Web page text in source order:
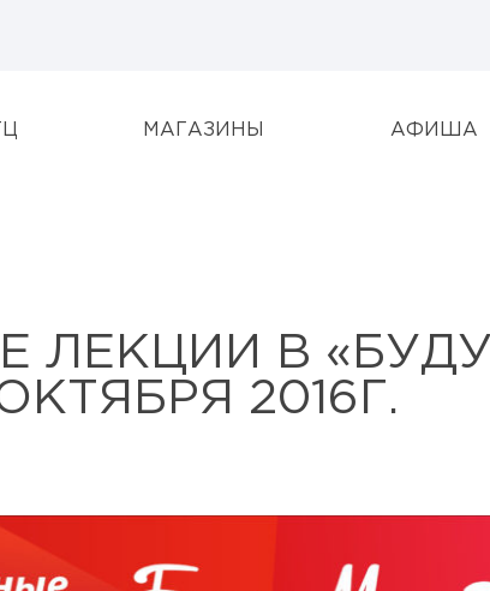
МАГАЗИНЫ АФИША
ЛЕКЦИИ В «БУДУ
2016Г.